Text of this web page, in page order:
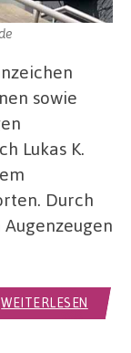
sowie
Lukas K.
Durch
WEITERLESEN